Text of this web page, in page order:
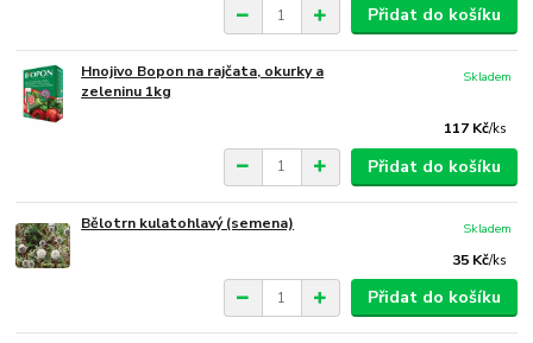
Přidat do košíku
Hnojivo Bopon na rajčata, okurky a
zeleninu 1kg
117 Kč/ks
Skladem
Přidat do košíku
Bělotrn kulatohlavý (semena)
35 Kč/ks
Skladem
Přidat do košíku